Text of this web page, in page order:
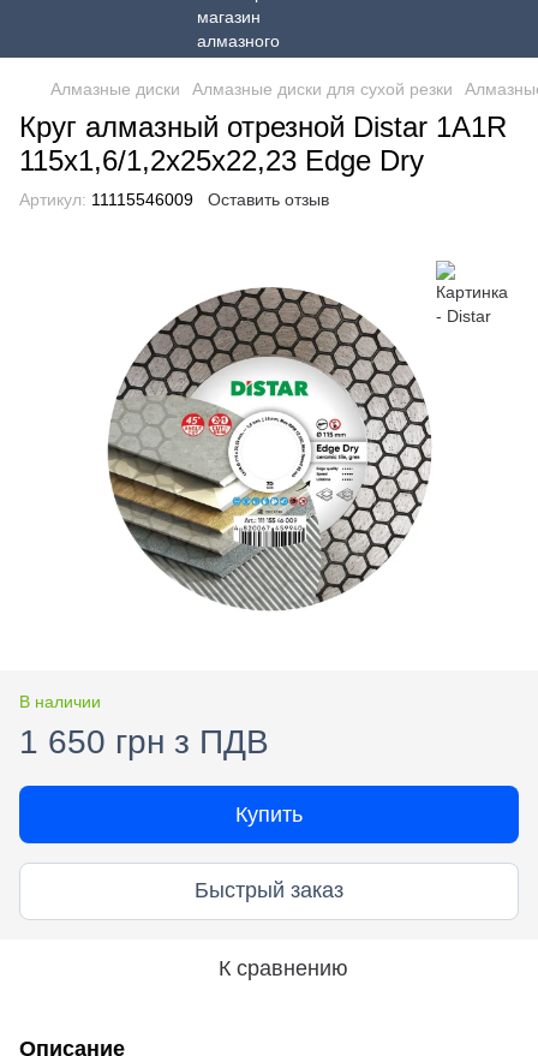
Алмазные диски Алмазные диски для сухой резки
Круг алмазный отрезной Distar 1A1R
115x1,6/1,2x25x22,23 Edge Dry
Артикул: 11115546009 Оставить отзыв
В наличии
1 650 грн з ПДВ
Купить
Быстрый заказ
К сравнению
Описание